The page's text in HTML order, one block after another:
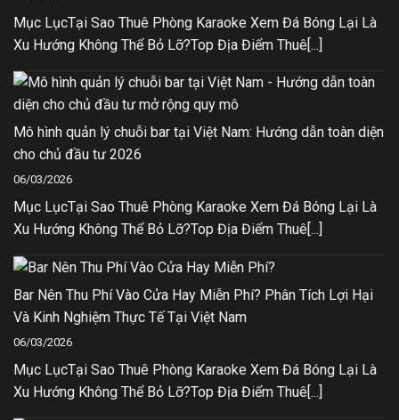
Mục LụcTại Sao Thuê Phòng Karaoke Xem Đá Bóng Lại Là
Xu Hướng Không Thể Bỏ Lỡ?Top Địa Điểm Thuê[...]
Mô hình quản lý chuỗi bar tại Việt Nam: Hướng dẫn toàn diện
cho chủ đầu tư 2026
06/03/2026
Mục LụcTại Sao Thuê Phòng Karaoke Xem Đá Bóng Lại Là
Xu Hướng Không Thể Bỏ Lỡ?Top Địa Điểm Thuê[...]
Bar Nên Thu Phí Vào Cửa Hay Miễn Phí? Phân Tích Lợi Hại
Và Kinh Nghiệm Thực Tế Tại Việt Nam
06/03/2026
Mục LụcTại Sao Thuê Phòng Karaoke Xem Đá Bóng Lại Là
Xu Hướng Không Thể Bỏ Lỡ?Top Địa Điểm Thuê[...]